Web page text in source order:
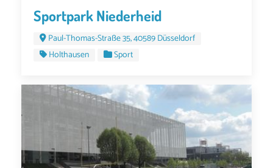
Sportpark Niederheid
Paul-Thomas-Straße 35, 40589 Düsseldorf
Holthausen
Sport